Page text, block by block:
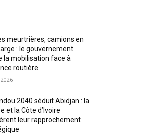
meurtrières, camions en
: le gouvernement
la mobilisation face à
routière.
2040 séduit Abidjan : la
et la Côte d’Ivoire
leur rapprochement